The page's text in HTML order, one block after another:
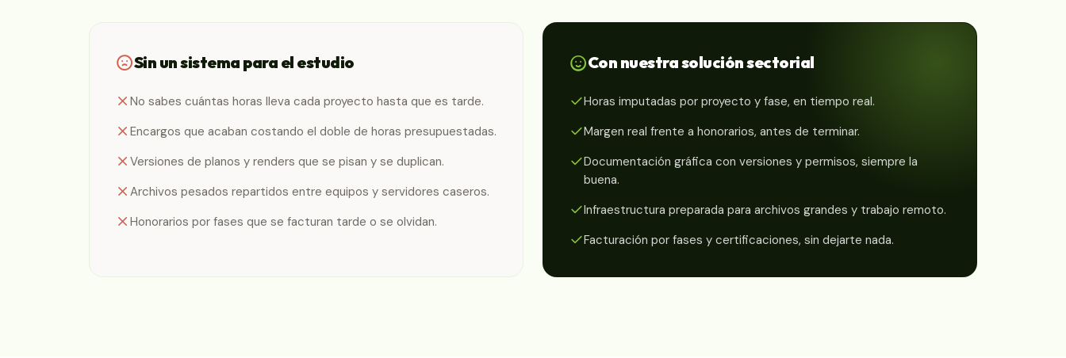
Sin un sistema para el estudio
No sabes cuántas horas lleva cada proyecto hasta que es tarde.
Encargos que acaban costando el doble de horas presupuestadas.
Versiones de planos y renders que se pisan y se duplican.
Archivos pesados repartidos entre equipos y servidores caseros.
Honorarios por fases que se facturan tarde o se olvidan.
Con nuestra solución sectorial
Horas imputadas por proyecto y fase, en tiempo real.
Margen real frente a honorarios, antes de terminar.
Documentación gráfica con versiones y permisos, siempre la
buena.
Infraestructura preparada para archivos grandes y trabajo remoto.
Facturación por fases y certificaciones, sin dejarte nada.